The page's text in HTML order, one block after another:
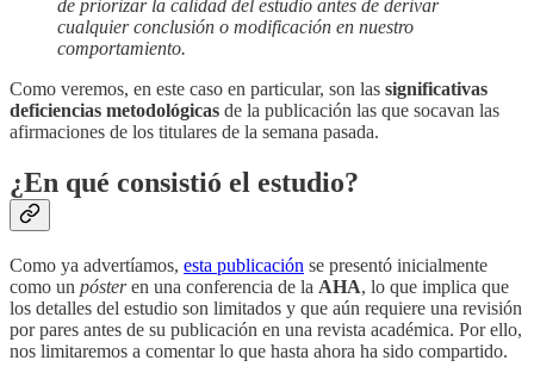
de priorizar la calidad del estudio antes de derivar
cualquier conclusión o modificación en nuestro
comportamiento.
Como veremos, en este caso en particular, son las significativas
deficiencias metodológicas de la publicación las que socavan las
afirmaciones de los titulares de la semana pasada.
¿En qué consistió el estudio?
Como ya advertíamos, esta publicación se presentó inicialmente
como un pósteren una conferencia de la AHA, lo que implica que
los detalles del estudio son limitados y que aún requiere una revisión
por pares antes de su publicación en una revista académica. Por ello,
nos limitaremos a comentar lo que hasta ahora ha sido compartido.